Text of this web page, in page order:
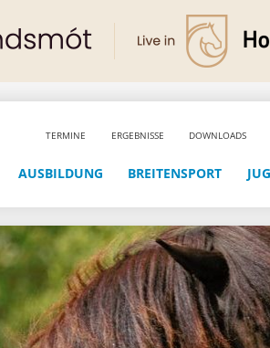
TERMINE ERGEBNISSE DOWNLOADS
AUSBILDUNG BREITENSPORT